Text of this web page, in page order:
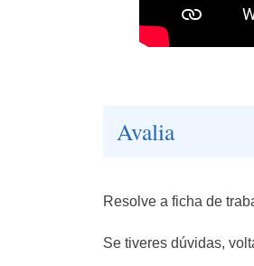
Avalia
Resolve a ficha de
Se tiveres dúvidas,